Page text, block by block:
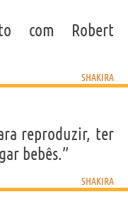
com Robert
SHAKIRA
reproduzir, ter
bebês.”
SHAKIRA